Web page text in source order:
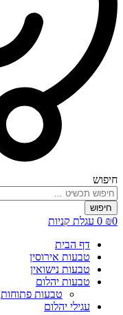
חיפוש
חיפוש
₪0
0 עגלת קניות
דף הבית
טבעות אירוסין
טבעות נישואין
טבעות יהלום
טבעות פתוחות
עגילי יהלום